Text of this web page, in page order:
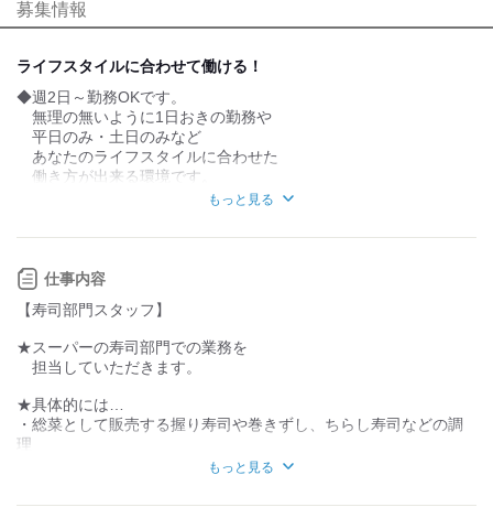
個性が生かせる
デスクワーク
お客様との対話が
少ない
力仕事が少ない
募集情報
ライフスタイルに合わせて働ける！
◆週2日～勤務OKです。
無理の無いように1日おきの勤務や
平日のみ・土日のみなど
あなたのライフスタイルに合わせた
働き方が出来る環境です。
朝～お昼までのお仕事なので
また、午後は自由時間なので
趣味の時間に使ったり、幼稚園などのお迎えなど
プライベートの予定も立てやすいです。
◆お子さんの体調不良や親御さんの介護など
急な予定もスタッフ同士で協力しあっています。
◆食料品や雑貨などおしごとのついでに
必要な物の買い物も出来て一石二鳥です！
◆作業場は冷暖房完備で暑い夏や寒い冬など
もっと見る
仕事内容
【寿司部門スタッフ】
★スーパーの寿司部門での業務を
担当していただきます。
★具体的には…
・総菜として販売する握り寿司や巻きずし、ちらし寿司などの調
理
ネタは鮮魚部門が作り、シャリも完成した状態で入荷されるの
ネタをシャリの上に乗せるカンタン作業です。
もっと見る